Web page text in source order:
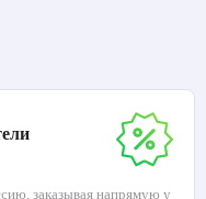
заказывая напрямую у